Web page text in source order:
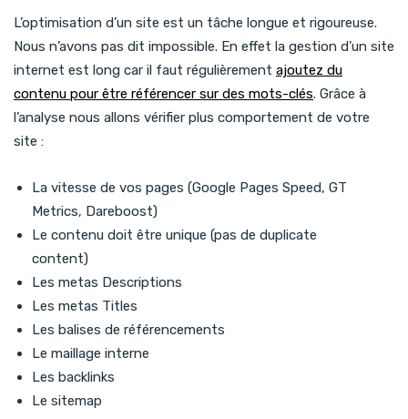
L’optimisation d’un site est un tâche longue et rigoureuse.
Nous n’avons pas dit impossible. En effet la gestion d’un site
internet est long car il faut régulièrement ajoutez du
contenu pour être référencer sur des mots-clés. Grâce à
l’analyse nous allons vérifier plus comportement de votre
site :
La vitesse de vos pages (Google Pages Speed, GT
Metrics, Dareboost)
Le contenu doit être unique (pas de duplicate
content)
Les metas Descriptions
Les metas Titles
Les balises de référencements
Le maillage interne
Les backlinks
Le sitemap